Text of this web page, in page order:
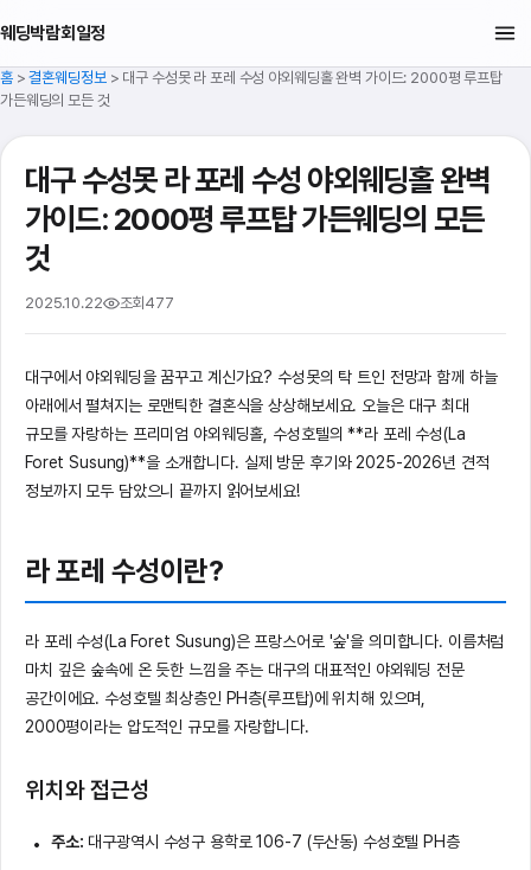
웨딩박람회일정
홈>결혼웨딩정보> 대구 수성못 라 포레 수성 야외웨딩홀 완벽 가이드: 2000평 루프탑
가든웨딩의 모든 것
대구 수성못 라 포레 수성 야외웨딩홀 완벽
가이드: 2000평 루프탑 가든웨딩의 모든
것
2025.10.22 조회 477
대구에서 야외웨딩을 꿈꾸고 계신가요? 수성못의 탁 트인 전망과 함께 하늘
아래에서 펼쳐지는 로맨틱한 결혼식을 상상해보세요. 오늘은 대구 최대
규모를 자랑하는 프리미엄 야외웨딩홀, 수성호텔의 **라 포레 수성(La
Foret Susung)**을 소개합니다. 실제 방문 후기와 2025-2026년 견적
정보까지 모두 담았으니 끝까지 읽어보세요!
라 포레 수성이란?
라 포레 수성(La Foret Susung)은 프랑스어로 '숲'을 의미합니다. 이름처럼
마치 깊은 숲속에 온 듯한 느낌을 주는 대구의 대표적인 야외웨딩 전문
공간이에요. 수성호텔 최상층인 PH층(루프탑)에 위치해 있으며,
2000평이라는 압도적인 규모를 자랑합니다.
위치와 접근성
주소: 대구광역시 수성구 용학로 106-7 (두산동) 수성호텔 PH층